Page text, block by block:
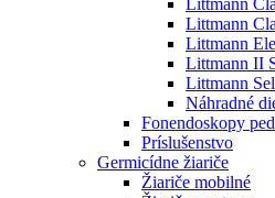
Littmann
Littmann
Littmann
Littmann II
Littmann
Náhradné
Fonendoskopy
Príslušenstvo
Germicídne žiariče
Žiariče mobilné